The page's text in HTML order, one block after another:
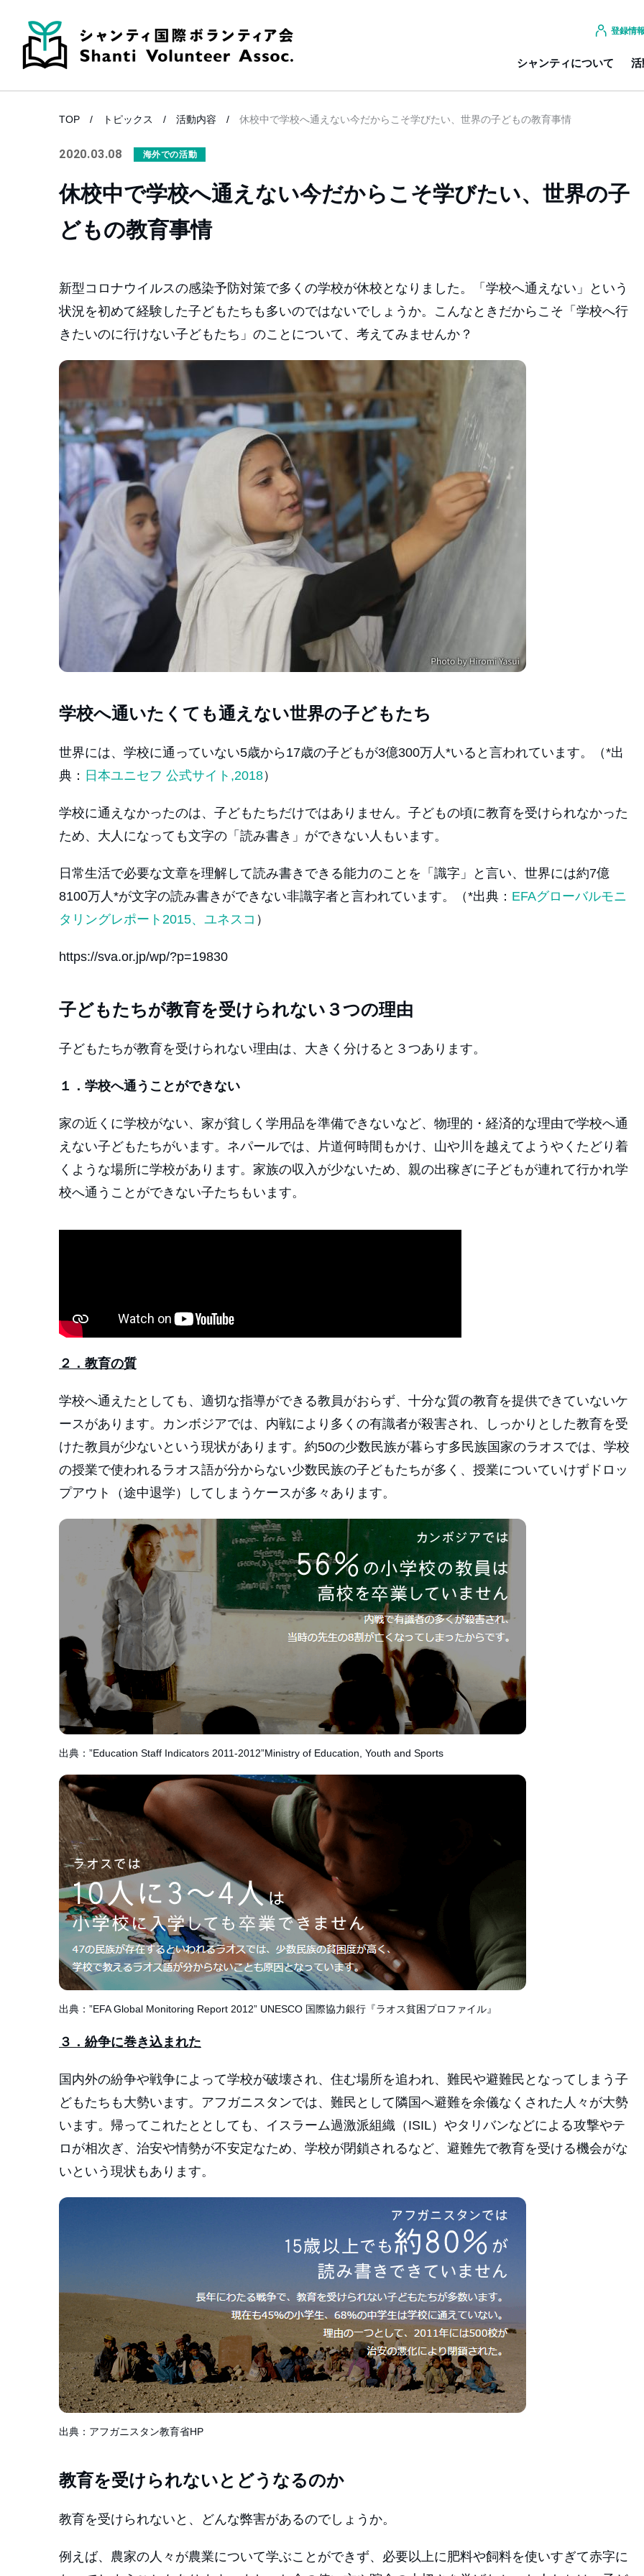
登録情
シャンティについて 活
TOP トピックス 活動内容 休校中で学校へ通えない今だからこそ学びたい、世界の子どもの教育事情
2020.03.08 海外での活動
休校中で学校へ通えない今だからこそ学びたい、世界の子
どもの教育事情
新型コロナウイルスの感染予防対策で多くの学校が休校となりました。「学校へ通えない」という
状況を初めて経験した子どもたちも多いのではないでしょうか。こんなときだからこそ「学校へ行
きたいのに行けない子どもたち」のことについて、考えてみませんか？
学校へ通いたくても通えない世界の子どもたち
世界には、学校に通っていない5歳から17歳の子どもが3億300万人*いると言われています。（*出
典： 日本ユニセフ 公式サイト,2018）
学校に通えなかったのは、子どもたちだけではありません。子どもの頃に教育を受けられなかった
ため、大人になっても文字の「読み書き」ができない人もいます。
日常生活で必要な文章を理解して読み書きできる能力のことを「識字」と言い、世界には約7億
8100万人*が文字の読み書きができない非識字者と言われています。（*出典： EFAグローバルモニ
タリングレポート2015、ユネスコ ）
https://sva.or.jp/wp/?p=19830
子どもたちが教育を受けられない３つの理由
子どもたちが教育を受けられない理由は、大きく分けると３つあります。
１．学校へ通うことができない
家の近くに学校がない、家が貧しく学用品を準備できないなど、物理的・経済的な理由で学校へ通
えない子どもたちがいます。ネパールでは、片道何時間もかけ、山や川を越えてようやくたどり着
くような場所に学校があります。家族の収入が少ないため、親の出稼ぎに子どもが連れて行かれ学
校へ通うことができない子たちもいます。
２．教育の質
学校へ通えたとしても、適切な指導ができる教員がおらず、十分な質の教育を提供できていないケ
ースがあります。カンボジアでは、内戦により多くの有識者が殺害され、しっかりとした教育を受
けた教員が少ないという現状があります。約50の少数民族が暮らす多民族国家のラオスでは、学校
の授業で使われるラオス語が分からない少数民族の子どもたちが多く、授業についていけずドロッ
プアウト（途中退学）してしまうケースが多々あります。
出典：”Education Staff Indicators 2011-2012”Ministry of Education, Youth and Sports
出典：”EFA Global Monitoring Report 2012” UNESCO 国際協力銀行『ラオス貧困プロファイル』
３．紛争に巻き込まれた
国内外の紛争や戦争によって学校が破壊され、住む場所を追われ、難民や避難民となってしまう子
どもたちも大勢います。アフガニスタンでは、難民として隣国へ避難を余儀なくされた人々が大勢
います。帰ってこれたととしても、イスラーム過激派組織（ISIL）やタリバンなどによる攻撃やテ
ロが相次ぎ、治安や情勢が不安定なため、学校が閉鎖されるなど、避難先で教育を受ける機会がな
いという現状もあります。
出典：アフガニスタン教育省HP
教育を受けられないとどうなるのか
教育を受けられないと、どんな弊害があるのでしょうか。
例えば、農家の人々が農業について学ぶことができず、必要以上に肥料や飼料を使いすぎて赤字に